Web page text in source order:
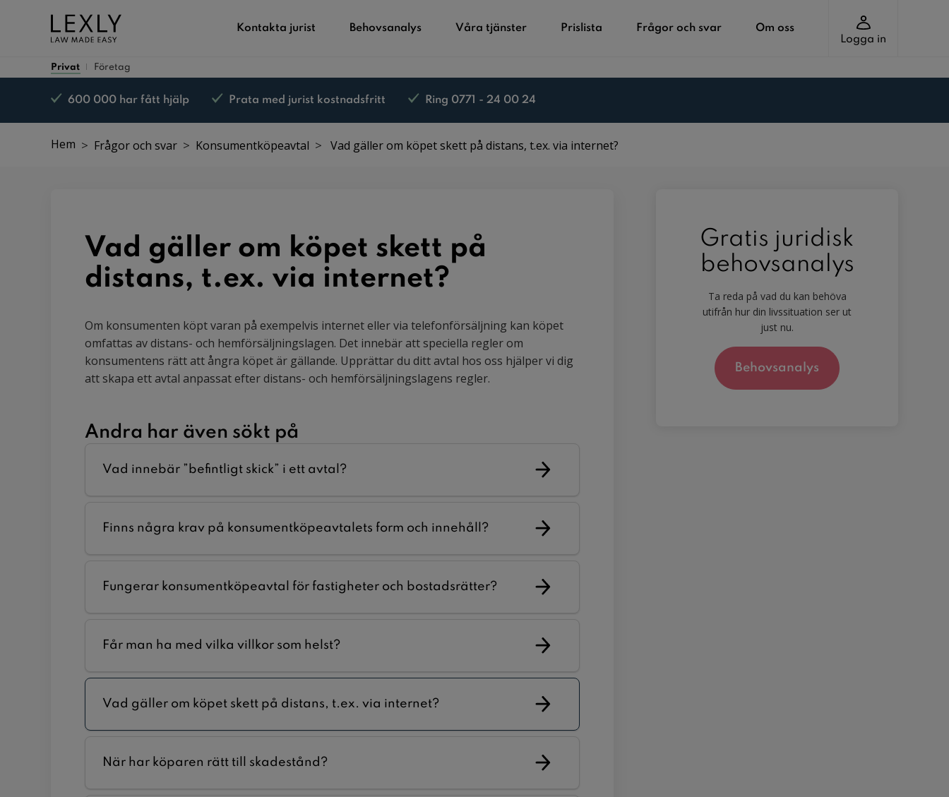
Kontakta jurist Behovsanalys Våra tjänster Prislista Frågor och svar
Om oss
Logga in
Privat Företag
600 000 har fått hjälp Prata med jurist kostnadsfritt
Ring 0771 - 24 00 24
Nöjd kund-garanti*
Hem Frågor och svar Konsumentköpeavtal Vad gäller om köpet skett på distans, t.ex. via internet?
Vad gäller om köpet skett på
distans, t.ex. via internet?
Om konsumenten köpt varan på exempelvis internet eller via telefonförsäljning kan köpet
omfattas av distans- och hemförsäljningslagen. Det innebär att speciella regler om
konsumentens rätt att ångra köpet är gällande. Upprättar du ditt avtal hos oss hjälper vi dig
att skapa ett avtal anpassat efter distans- och hemförsäljningslagens regler.
Andra har även sökt på
Vad innebär ”befintligt skick” i ett avtal?
Finns några krav på konsumentköpeavtalets form och innehåll?
Fungerar konsumentköpeavtal för fastigheter och bostadsrätter?
Får man ha med vilka villkor som helst?
Vad gäller om köpet skett på distans, t.ex. via internet?
När har köparen rätt till skadestånd?
Gratis juridisk
behovsanalys
Ta reda på vad du kan behöva
utifrån hur din livssituation ser ut
just nu.
Behovsanalys